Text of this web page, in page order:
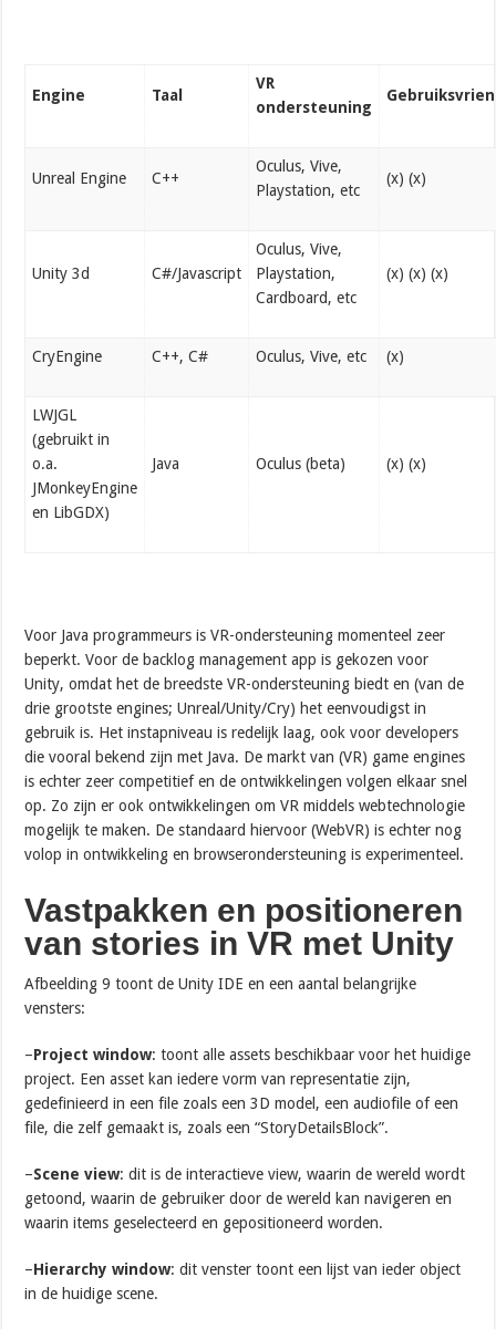
Engine Taal
VR
ondersteuning
Unreal Engine C++
Oculus, Vive,
Playstation, etc
(x) (x)
Unity 3d C#/Javascript
Oculus, Vive,
Playstation,
Cardboard, etc
(x) (x) (x)
CryEngine C++, C# Oculus, Vive, etc (x)
LWJGL
(gebruikt in
o.a.
JMonkeyEngine
en LibGDX)
Java Oculus (beta) (x) (x)
Voor Java programmeurs is VR-ondersteuning momenteel zeer
beperkt. Voor de backlog management app is gekozen voor
Unity, omdat het de breedste VR-ondersteuning biedt en (van de
drie grootste engines; Unreal/Unity/Cry) het eenvoudigst in
gebruik is. Het instapniveau is redelijk laag, ook voor developers
die vooral bekend zijn met Java. De markt van (VR) game engines
is echter zeer competitief en de ontwikkelingen volgen elkaar snel
op. Zo zijn er ook ontwikkelingen om VR middels webtechnologie
mogelijk te maken. De standaard hiervoor (WebVR) is echter nog
volop in ontwikkeling en browserondersteuning is experimenteel.
Vastpakken en positioneren
van stories in VR met Unity
Afbeelding 9 toont de Unity IDE en een aantal belangrijke
vensters:
–Project window: toont alle assets beschikbaar voor het huidige
project. Een asset kan iedere vorm van representatie zijn,
gedefinieerd in een file zoals een 3D model, een audiofile of een
file, die zelf gemaakt is, zoals een “StoryDetailsBlock”.
–Scene view: dit is de interactieve view, waarin de wereld wordt
getoond, waarin de gebruiker door de wereld kan navigeren en
waarin items geselecteerd en gepositioneerd worden.
–Hierarchy window: dit venster toont een lijst van ieder object
in de huidige scene.